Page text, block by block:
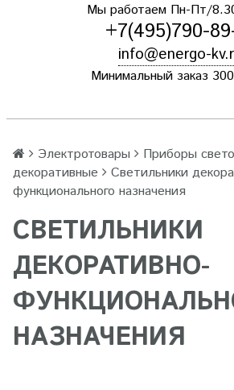
Мы работаем Пн-Пт/
+7(495)790-
info@energo-
Минимальный заказ
Электротовары Приборы
декоративные
Светильники
функционального назначения
СВЕТИЛЬНИКИ
ДЕКОРАТИВНО-
НАЗНАЧЕНИЯ